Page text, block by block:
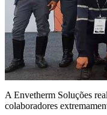
A Envetherm Soluções
colaboradores